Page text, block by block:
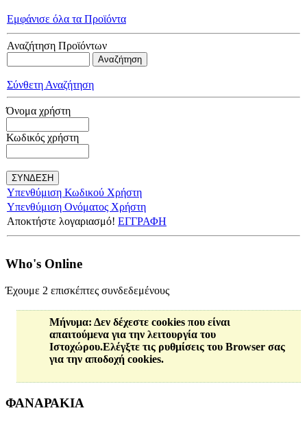
Εμφάνισε όλα τα Προϊόντα
Αναζήτηση Προϊόντων
Σύνθετη Αναζήτηση
Όνομα χρήστη
Κωδικός χρήστη
Υπενθύμιση Κωδικού Χρήστη
Υπενθύμιση Ονόματος Χρήστη
Αποκτήστε λογαριασμό! ΕΓΓΡΑΦΗ
Who's Online
Έχουμε 2 επισκέπτες συνδεδεμένους
Μήνυμα: Δεν δέχεστε cookies που είναι
απαιτούμενα για την λειτουργία του
Ιστοχώρου.Ελέγξτε τις ρυθμίσεις του Browser σας
για την αποδοχή cookies.
ΦΑΝΑΡΑΚΙΑ